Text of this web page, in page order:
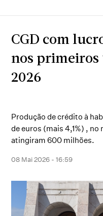
CGD com
nos primeiros
2026
Produção de crédito à
de euros (mais 4,1%) ,
atingiram 600 milhões.
08 Mai 2026 - 16:59